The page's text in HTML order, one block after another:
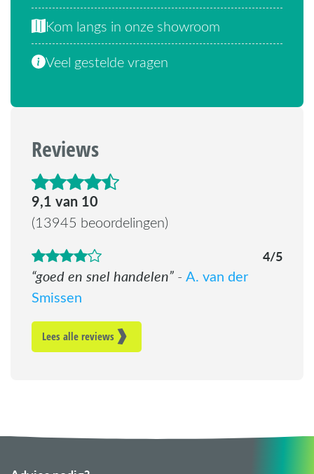
Kom langs in onze showroom
Veel gestelde vragen
Reviews
4.6 van de 5 sterren
9,1 van 10
(13945 beoordelingen)
4/5
goed en snel handelen - A. van der
Smissen
Lees alle reviews